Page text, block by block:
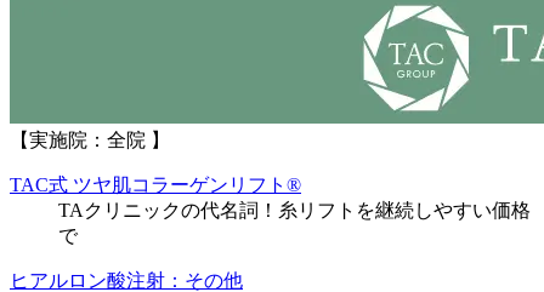
【実施院：全院 】
TAC式 ツヤ肌コラーゲンリフト®
TAクリニックの代名詞！糸リフトを継続しやすい価格
で
ヒアルロン酸注射：その他